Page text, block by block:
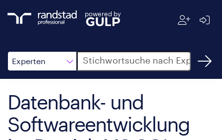
powered by
Experten
Suche
Datenbank- und
Softwareentwicklung